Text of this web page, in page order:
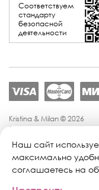
Соответствуем
стандарту
безопасной
деятельности
Kristina & Milan © 2026
Политика
Политика обработки
Публичная оферта
Персональные
Наш сайт
максимально
соглашаетесь на